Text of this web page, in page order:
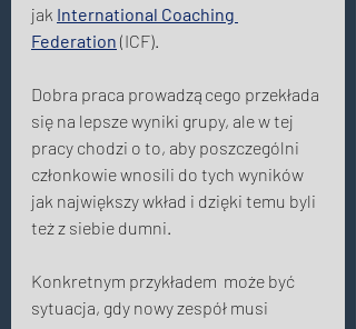
jak International Coaching
Federation (ICF).
Dobra praca prowadzącego przekłada
się na lepsze wyniki grupy, ale w tej
pracy chodzi o to, aby poszczególni
członkowie wnosili do tych wyników
jak największy wkład i dzięki temu byli
też z siebie dumni.
Konkretnym przykładem  może być
sytuacja, gdy nowy zespół musi